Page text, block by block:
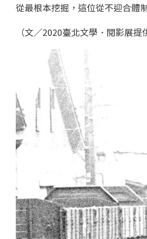
從最根本挖掘，這位從不迎合體
（文／2020臺北文學．閱影展提